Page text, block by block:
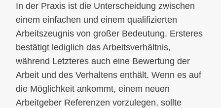
In der Praxis ist die Unterscheidung zwischen
einem einfachen und einem qualifizierten
Arbeitszeugnis von großer Bedeutung. Ersteres
bestätigt lediglich das Arbeitsverhältnis,
während Letzteres auch eine Bewertung der
Arbeit und des Verhaltens enthält. Wenn es auf
die Möglichkeit ankommt, einem neuen
Arbeitgeber Referenzen vorzulegen, sollte